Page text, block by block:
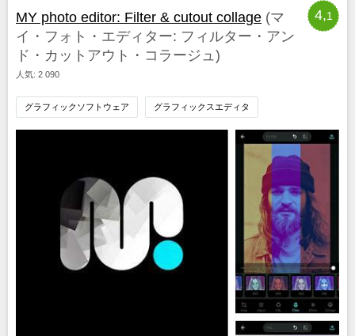
4,1
MY photo editor: Filter & cutout collage (マ
イ・フォト・エディター: フィルター・アン
ド・カットアウト・コラージュ)
人気: 2 090
グラフィックソフトウェア グラフィックスエディタ